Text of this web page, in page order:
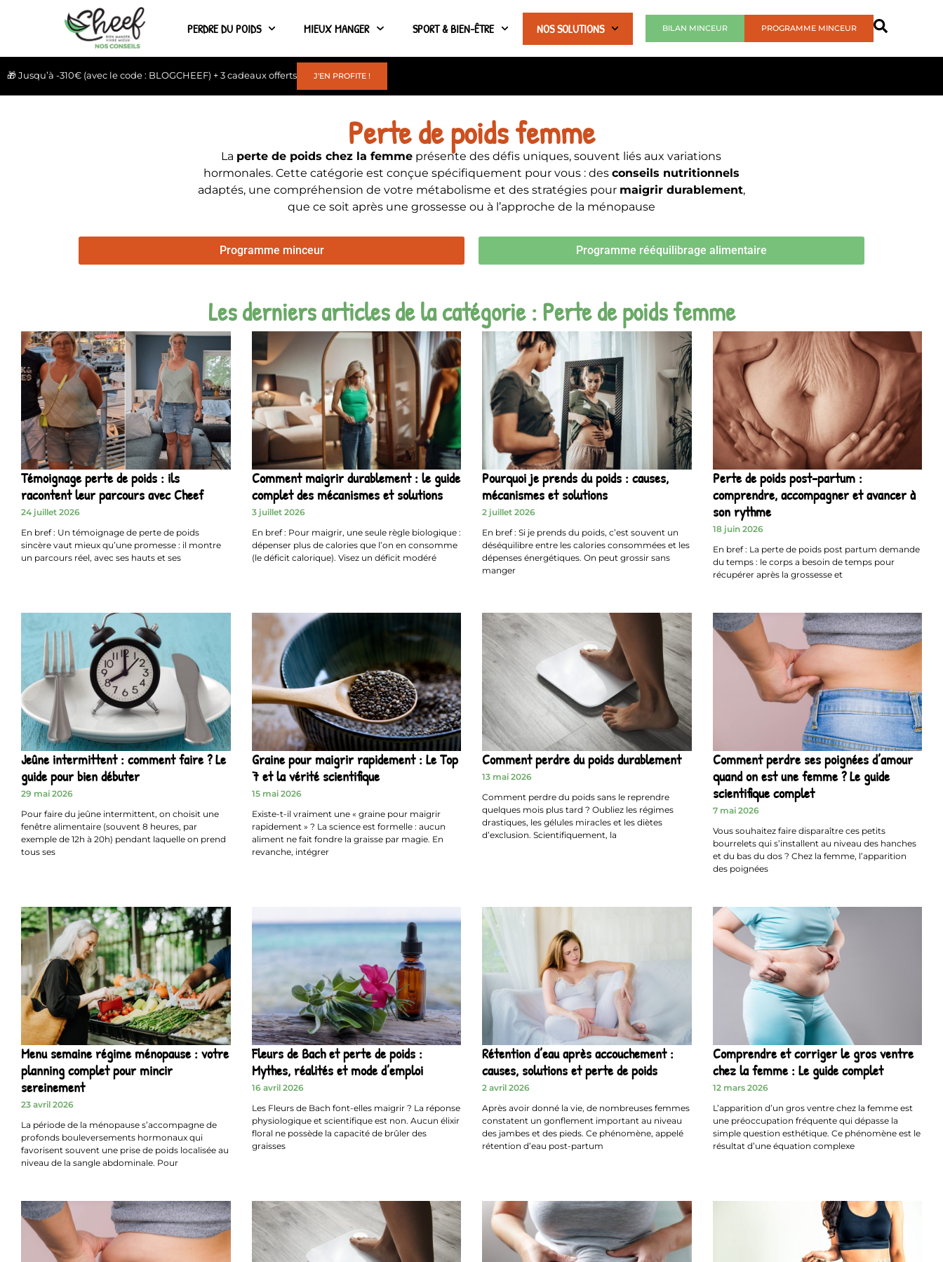
PERDRE DU POIDS MIEUX MANGER SPORT & BIEN-ÊTRE NOS SOLUTIONS BILAN MINCEUR PROGRAMME MINCEUR
🎁 Jusqu’à -310€ (avec le code : BLOGCHEEF) + 3 cadeaux offerts J'EN PROFITE !
Perte de poids femme
La perte de poids chez la femme présente des défis uniques, souvent liés aux variations
hormonales. Cette catégorie est conçue spécifiquement pour vous : des conseils nutritionnels
adaptés, une compréhension de votre métabolisme et des stratégies pour maigrir durablement,
que ce soit après une grossesse ou à l’approche de la ménopause
Programme minceur Programme rééquilibrage alimentaire
Les derniers articles de la catégorie : Perte de poids femme
Témoignage perte de poids : ils
racontent leur parcours avec Cheef
24 juillet 2026
En bref : Un témoignage de perte de poids
sincère vaut mieux qu’une promesse : il montre
un parcours réel, avec ses hauts et ses
Comment maigrir durablement : le guide
complet des mécanismes et solutions
3 juillet 2026
En bref : Pour maigrir, une seule règle biologique :
dépenser plus de calories que l’on en consomme
(le déficit calorique). Visez un déficit modéré
Pourquoi je prends du poids : causes,
mécanismes et solutions
2 juillet 2026
En bref : Si je prends du poids, c’est souvent un
déséquilibre entre les calories consommées et les
dépenses énergétiques. On peut grossir sans
manger
Perte de poids post-partum :
comprendre, accompagner et avancer à
son rythme
18 juin 2026
En bref : La perte de poids post partum demande
du temps : le corps a besoin de temps pour
récupérer après la grossesse et
Jeûne intermittent : comment faire ? Le
guide pour bien débuter
29 mai 2026
Pour faire du jeûne intermittent, on choisit une
fenêtre alimentaire (souvent 8 heures, par
exemple de 12h à 20h) pendant laquelle on prend
tous ses
Graine pour maigrir rapidement : Le Top
7 et la vérité scientifique
15 mai 2026
Existe-t-il vraiment une « graine pour maigrir
rapidement » ? La science est formelle : aucun
aliment ne fait fondre la graisse par magie. En
revanche, intégrer
Comment perdre du poids durablement
13 mai 2026
Comment perdre du poids sans le reprendre
quelques mois plus tard ? Oubliez les régimes
drastiques, les gélules miracles et les diètes
d’exclusion. Scientifiquement, la
Comment perdre ses poignées d’amour
quand on est une femme ? Le guide
scientifique complet
7 mai 2026
Vous souhaitez faire disparaître ces petits
bourrelets qui s’installent au niveau des hanches
et du bas du dos ? Chez la femme, l’apparition
des poignées
Menu semaine régime ménopause : votre
planning complet pour mincir
sereinement
23 avril 2026
La période de la ménopause s’accompagne de
profonds bouleversements hormonaux qui
favorisent souvent une prise de poids localisée au
niveau de la sangle abdominale. Pour
Fleurs de Bach et perte de poids :
Mythes, réalités et mode d’emploi
16 avril 2026
Les Fleurs de Bach font-elles maigrir ? La réponse
physiologique et scientifique est non. Aucun élixir
floral ne possède la capacité de brûler des
graisses
Rétention d’eau après accouchement :
causes, solutions et perte de poids
2 avril 2026
Après avoir donné la vie, de nombreuses femmes
constatent un gonflement important au niveau
des jambes et des pieds. Ce phénomène, appelé
rétention d’eau post-partum
Comprendre et corriger le gros ventre
chez la femme : Le guide complet
12 mars 2026
L’apparition d’un gros ventre chez la femme est
une préoccupation fréquente qui dépasse la
simple question esthétique. Ce phénomène est le
résultat d’une équation complexe